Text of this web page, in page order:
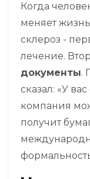
Когда
меняет
склероз -
лечение.
документы.
сказал: «У
компания
получит